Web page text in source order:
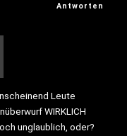
Antworten
Leute
WIRKLICH
unglaublich, oder?